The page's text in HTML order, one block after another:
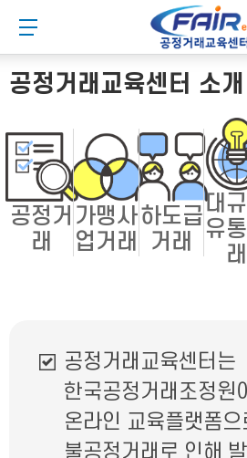
로
가
기
로
가
기
메뉴 버튼
공정거래교육센터 소개
공정거
래
가맹사
업거래
하도급
거래
대
유
래
공정거래교육센터는
한국공정거래조정원
온라인 교육플랫폼으
불공정거래로 인해